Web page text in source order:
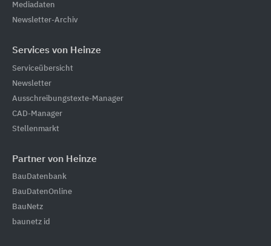
Mediadaten
Newsletter-Archiv
Services von Heinze
Serviceübersicht
Newsletter
Ausschreibungstexte-Manager
CAD-Manager
Stellenmarkt
Partner von Heinze
BauDatenbank
BauDatenOnline
BauNetz
baunetz id